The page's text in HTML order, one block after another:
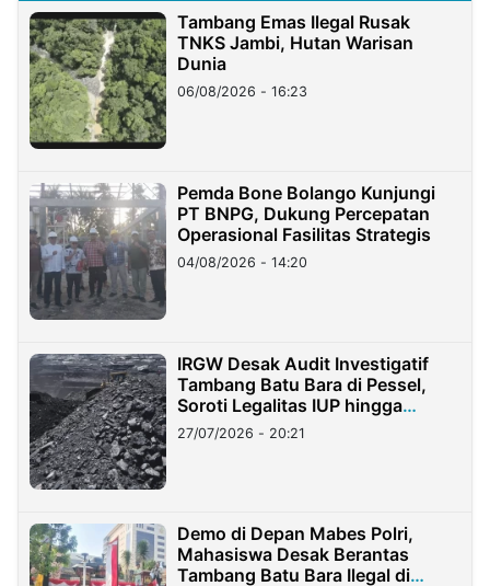
Tambang Emas Ilegal Rusak
TNKS Jambi, Hutan Warisan
Dunia
06/08/2026 - 16:23
Pemda Bone Bolango Kunjungi
PT BNPG, Dukung Percepatan
Operasional Fasilitas Strategis
04/08/2026 - 14:20
IRGW Desak Audit Investigatif
Tambang Batu Bara di Pessel,
Soroti Legalitas IUP hingga
Stockpile
27/07/2026 - 20:21
Demo di Depan Mabes Polri,
Mahasiswa Desak Berantas
Tambang Batu Bara Ilegal di